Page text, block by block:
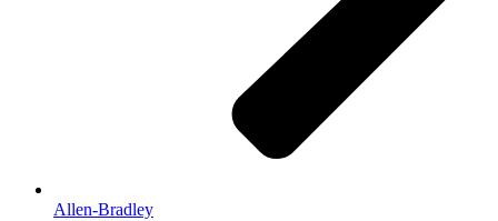
Allen-Bradley